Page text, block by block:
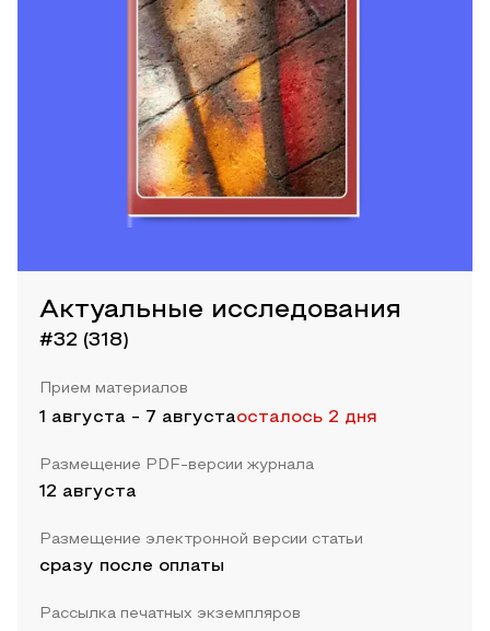
Актуальные исследования
#32 (318)
Прием материалов
1 августа - 7 августаосталось 2 дня
Размещение PDF-версии журнала
12 августа
Размещение электронной версии статьи
сразу после оплаты
Рассылка печатных экземпляров